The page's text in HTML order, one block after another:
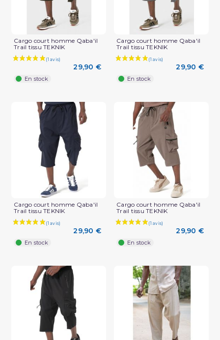
(2 avis)
Cargo court homme Qaba'il
Trail tissu TEKNIK
29,90 €
En stock
Cargo court homme Qaba'il
Trail tissu TEKNIK
29,90 €
En stock
Cargo court homme Qaba'il
Trail tissu TEKNIK
29,90 €
En stock
Cargo court homme Qaba'il
Trail tissu TEKNIK
29,90 €
En stock